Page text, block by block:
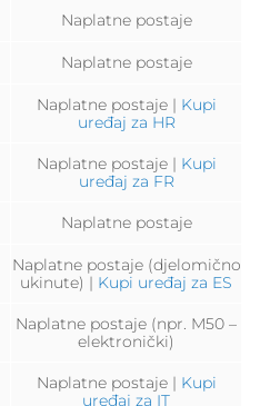
Naplatne postaje
Naplatne postaje
Naplatne postaje | Kupi
uređaj za HR
Naplatne postaje | Kupi
uređaj za FR
Naplatne postaje
Naplatne postaje (djelomično
ukinute) | Kupi uređaj za ES
Naplatne postaje (npr. M50 –
elektronički)
Naplatne postaje | Kupi
uređaj za IT